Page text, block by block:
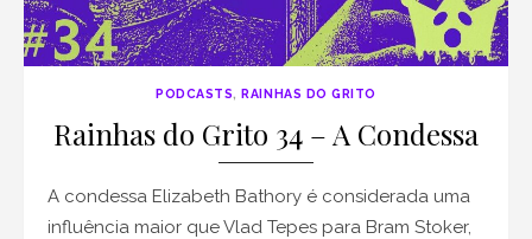
PODCASTS,RAINHAS DO GRITO
Rainhas do Grito 34 – A Condessa
A condessa Elizabeth Bathory é considerada uma
influência maior que Vlad Tepes para Bram Stoker,